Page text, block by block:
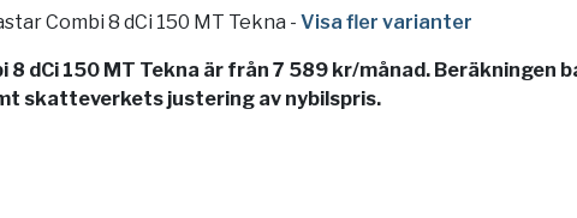
Combi 8 dCi 150 MT Tekna - Visa fler varianter
8 dCi 150 MT Tekna är från 7 589 kr/månad. Beräkningen
skatteverkets justering av nybilspris.